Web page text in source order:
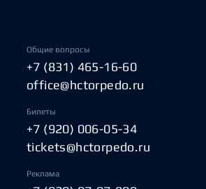
Общие вопросы
+7 (831) 465-16-60
office@hctorpedo.ru
Билеты
+7 (920) 006-05-34
tickets@hctorpedo.ru
Реклама